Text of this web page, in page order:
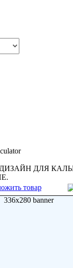
ДЛЯ
товар
336x280 banner